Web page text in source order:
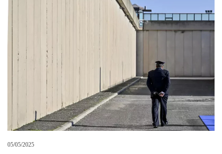
05/05/2025